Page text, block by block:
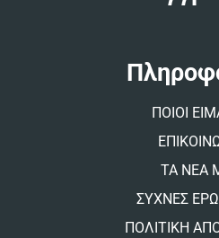
ΠΟΙΟΙ
ΤΑ ΝΕΑ
ΣΥΧΝΕΣ
ΠΟΛΙΤΙΚΗ